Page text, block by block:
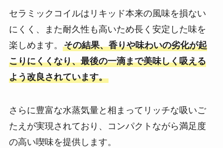
セラミックコイルはリキッド本来の風味を損ない
にくく、また耐久性も高いため長く安定した味を
楽しめます​。 その結果、香りや味わいの劣化が起
こりにくくなり、最後の一滴まで美味しく吸える
よう改良されています​。
さらに豊富な水蒸気量と相まってリッチな吸いご
たえが実現されており、コンパクトながら満足度
の高い喫味を提供します​。